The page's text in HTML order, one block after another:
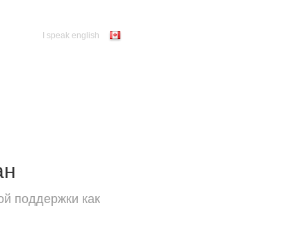
I speak english
поддержки как